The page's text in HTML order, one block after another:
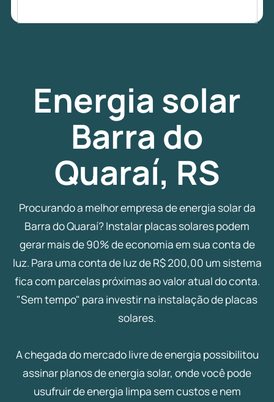
Energia solar
Barra do
Quaraí, RS
Procurando a melhor empresa de energia solar da
Barra do Quaraí? Instalar placas solares podem
gerar mais de 90% de economia em sua conta de
luz. Para uma conta de luz de R$ 200,00 um sistema
fica com parcelas próximas ao valor atual do conta.
"Sem tempo" para investir na instalação de placas
solares.
A chegada do mercado livre de energia possibilitou
assinar planos de energia solar, onde você pode
usufruir de energia limpa sem custos e nem